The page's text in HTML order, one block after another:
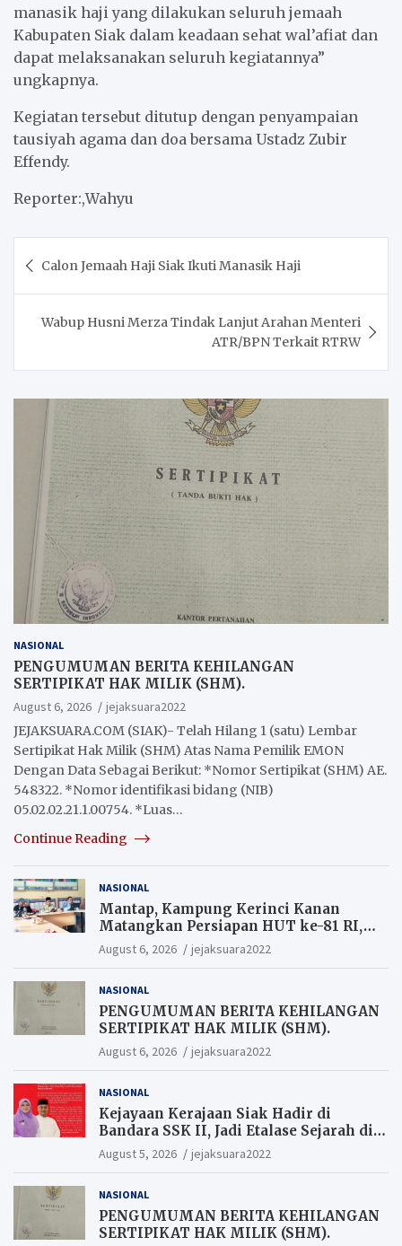
manasik haji yang dilakukan seluruh jemaah
Kabupaten Siak dalam keadaan sehat wal’afiat dan
dapat melaksanakan seluruh kegiatannya”
ungkapnya.
Kegiatan tersebut ditutup dengan penyampaian
tausiyah agama dan doa bersama Ustadz Zubir
Effendy.
Reporter:,Wahyu
navigation
Calon Jemaah Haji Siak Ikuti Manasik Haji
Wabup Husni Merza Tindak Lanjut Arahan Menteri
ATR/BPN Terkait RTRW
NASIONAL
PENGUMUMAN BERITA KEHILANGAN
SERTIPIKAT HAK MILIK (SHM).
August 6, 2026
jejaksuara2022
JEJAKSUARA.COM (SIAK)- Telah Hilang 1 (satu) Lembar
Sertipikat Hak Milik (SHM) Atas Nama Pemilik EMON
Dengan Data Sebagai Berikut: *Nomor Sertipikat (SHM) AE.
548322. *Nomor identifikasi bidang (NIB)
05.02.02.21.1.00754. *Luas…
Continue Reading
NASIONAL
Mantap, Kampung Kerinci Kanan
Matangkan Persiapan HUT ke-81 RI,
Warga yang ikut Upacara
Berkesempatan Raih Hadiah
August 6, 2026 jejaksuara2022
NASIONAL
PENGUMUMAN BERITA KEHILANGAN
SERTIPIKAT HAK MILIK (SHM).
August 6, 2026 jejaksuara2022
NASIONAL
Kejayaan Kerajaan Siak Hadir di
Bandara SSK II, Jadi Etalase Sejarah di
Gerbang Riau
August 5, 2026 jejaksuara2022
NASIONAL
PENGUMUMAN BERITA KEHILANGAN
SERTIPIKAT HAK MILIK (SHM).